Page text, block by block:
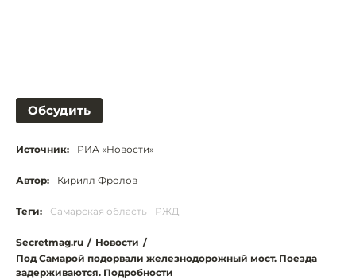
Обсудить
Источник: РИА «Новости»
Автор: Кирилл Фролов
Теги: Самарская область РЖД
Secretmag.ru / Новости /
Под Самарой подорвали железнодорожный мост. Поезда
задерживаются. Подробности